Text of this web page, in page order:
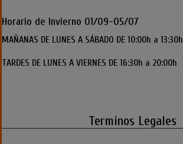
Horario de Invierno 01/09-05/07
MAÑANAS DE LUNES A SÁBADO DE 10:00h a 13:30h
TARDES DE LUNES A VIERNES DE 16:30h a 20:00h
Terminos Legales